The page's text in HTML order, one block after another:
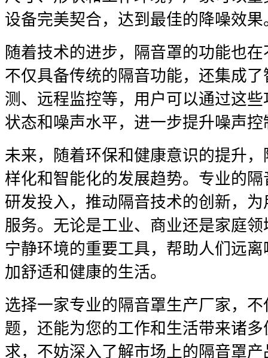
设备完美契合，达到最佳的降噪效果
随着技术的进步，隔音罩的功能也
不仅具备传统的隔音功能，还集成
测、远程监控等，用户可以通过这
状态和噪声水平，进一步提升噪声
未来，随着环保和健康意识的提升
样化和智能化的发展趋势。专业的
研发投入，推动隔音技术的创新，
服务。无论是工业、商业还是家庭
宁静环境的重要工具，帮助人们远
加舒适和健康的生活。
选择一家专业的隔音罩生产厂家，
题，还能为您的工作和生活带来诸
求，不妨深入了解市场上的隔音罩